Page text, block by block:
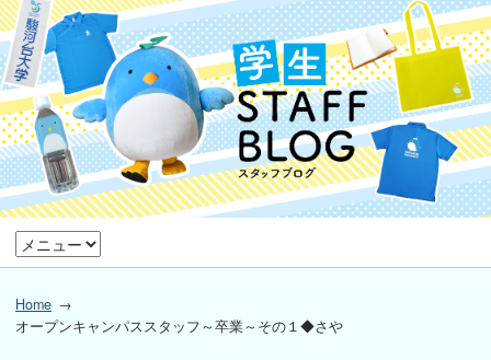
Home
オープンキャンパススタッフ～卒業～その１◆さや